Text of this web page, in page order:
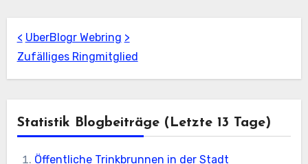
< UberBlogr Webring >
Zufälliges Ringmitglied
Statistik Blogbeiträge (letzte 13 Tage)
Öffentliche Trinkbrunnen in der Stadt